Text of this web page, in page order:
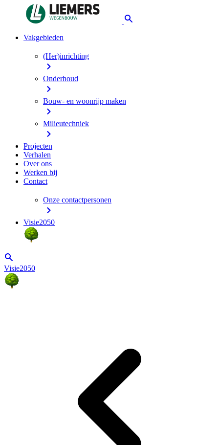
Vakgebieden
(Her)inrichting
Onderhoud
Bouw- en woonrijp maken
Milieutechniek
Projecten
Verhalen
Over ons
Werken bij
Contact
Onze contactpersonen
Visie2050
Visie2050